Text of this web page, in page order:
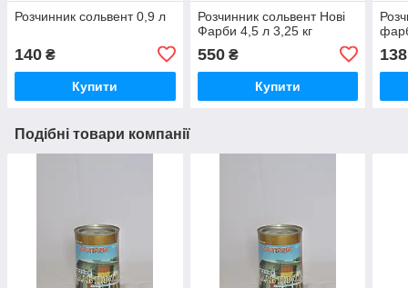
Розчинник сольвент 0,9 л
140 ₴
Купити
Розчинник сольвент Нові
Фарби 4,5 л 3,25 кг
550₴
Купити
138
Подібні товари компанії